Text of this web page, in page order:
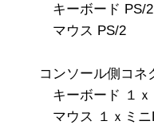
キーボード PS/2
マウス PS/2
コンソール側コネ
キーボード １ｘ
マウス １ｘミニ